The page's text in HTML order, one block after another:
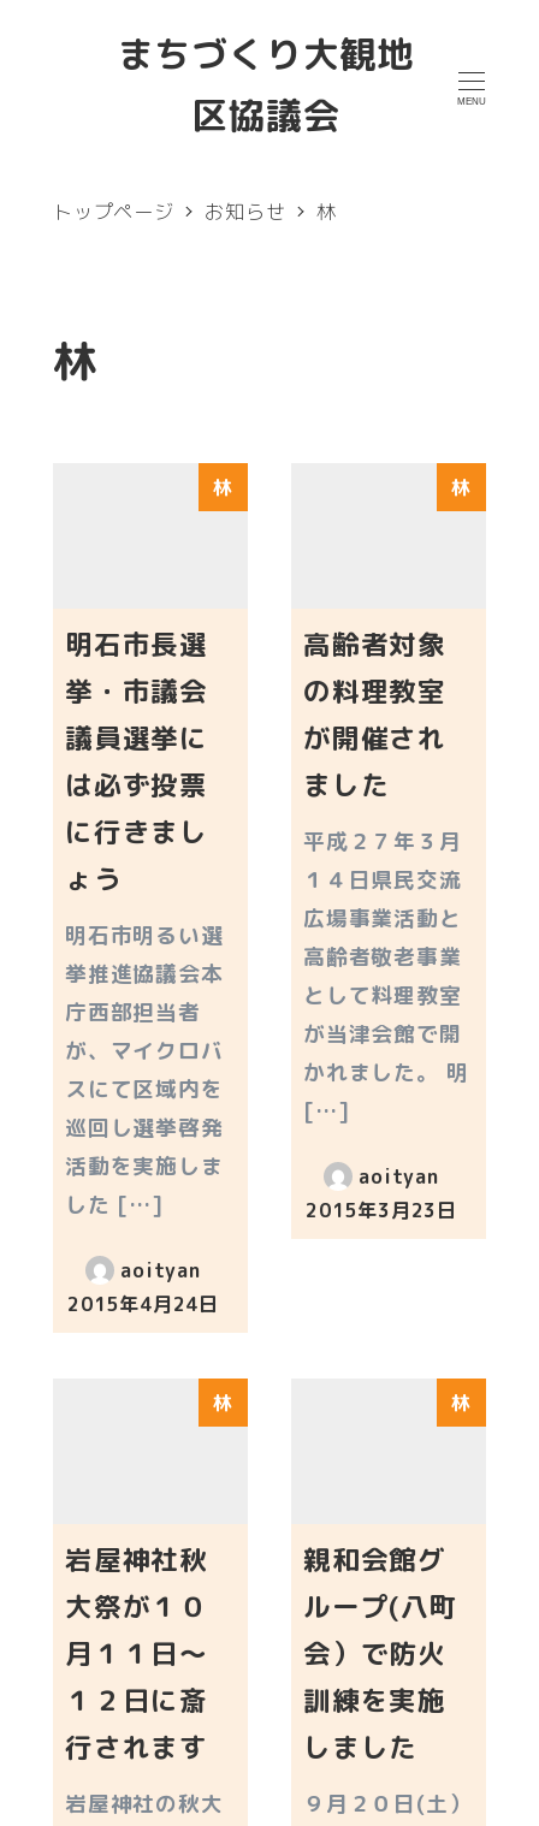
まちづくり大観地
区協議会
MENU
トップページ お知らせ 林
林
林
明石市長選
挙・市議会
議員選挙に
は必ず投票
に行きまし
ょう
明石市明るい選
挙推進協議会本
庁西部担当者
が、マイクロバ
スにて区域内を
巡回し選挙啓発
活動を実施しま
した […]
aoityan
投稿日
2015年4月24日
林
高齢者対象
の料理教室
が開催され
ました
平成２７年３月
１４日県民交流
広場事業活動と
高齢者敬老事業
として料理教室
が当津会館で開
かれました。 明
[…]
aoityan
投稿日
2015年3月23日
林
岩屋神社秋
大祭が１０
月１１日～
１２日に斎
行されます
岩屋神社の秋大
林
親和会館グ
ループ(八町
会）で防火
訓練を実施
しました
９月２０日(土）